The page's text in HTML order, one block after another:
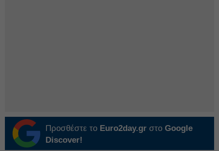
Προσθέστε το Euro2day.gr στο Google
Discover!